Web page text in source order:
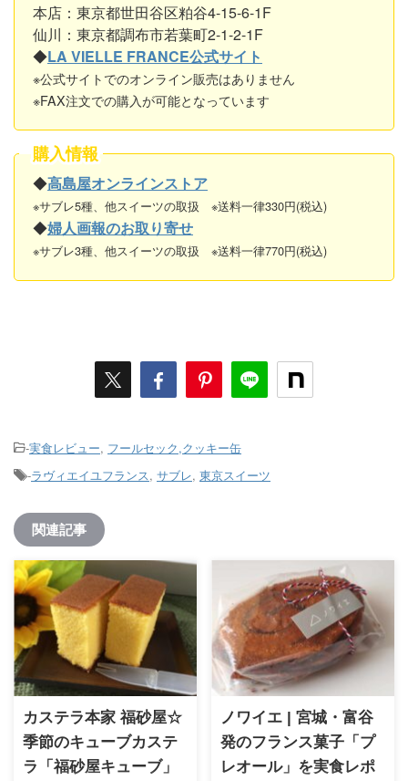
本店：東京都世田谷区粕谷4-15-6-1F
仙川：東京都調布市若葉町2-1-2-1F
◆LA VIELLE FRANCE公式サイト
※公式サイトでのオンライン販売はありません
※FAX注文での購入が可能となっています
購入情報
◆高島屋オンラインストア
※サブレ5種、他スイーツの取扱 ※送料一律330円(税込)
◆婦人画報のお取り寄せ
※サブレ3種、他スイーツの取扱 ※送料一律770円(税込)
-実食レビュー, フールセック,クッキー缶
-ラヴィエイユフランス, サブレ, 東京スイーツ
関連記事
カステラ本家 福砂屋☆
季節のキューブカステ
ラ「福砂屋キューブ」
ノワイエ | 宮城・富谷
発のフランス菓子「プ
レオール」を実食レポ